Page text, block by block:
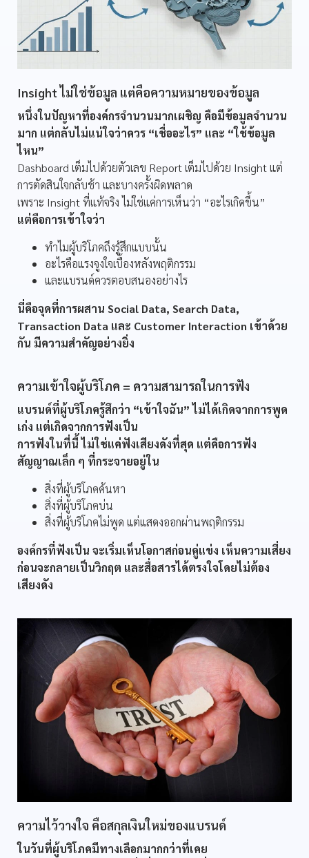
Insight ไม่ใช่ข้อมูล แต่คือความหมายของข้อมูล
หนึ่งในปัญหาที่องค์กรจำนวนมากเผชิญ คือมีข้อมูลจำนวน
มาก แต่กลับไม่แน่ใจว่าควร “เชื่ออะไร” และ “ใช้ข้อมูล
ไหน”
Dashboard เต็มไปด้วยตัวเลข Report เต็มไปด้วย Insight แต่
การตัดสินใจกลับช้า และบางครั้งผิดพลาด
เพราะ Insight ที่แท้จริง ไม่ใช่แค่การเห็นว่า “อะไรเกิดขึ้น”
แต่คือการเข้าใจว่า
ทำไมผู้บริโภคถึงรู้สึกแบบนั้น
อะไรคือแรงจูงใจเบื้องหลังพฤติกรรม
และแบรนด์ควรตอบสนองอย่างไร
นี่คือจุดที่การผสาน Social Data, Search Data,
Transaction Data และ Customer Interaction เข้าด้วย
กัน มีความสำคัญอย่างยิ่ง
ความเข้าใจผู้บริโภค = ความสามารถในการฟัง
แบรนด์ที่ผู้บริโภครู้สึกว่า “เข้าใจฉัน” ไม่ได้เกิดจากการพูด
เก่ง แต่เกิดจากการฟังเป็น
การฟังในที่นี้ ไม่ใช่แค่ฟังเสียงดังที่สุด แต่คือการฟัง
สัญญาณเล็ก ๆ ที่กระจายอยู่ใน
สิ่งที่ผู้บริโภคค้นหา
สิ่งที่ผู้บริโภคบ่น
สิ่งที่ผู้บริโภคไม่พูด แต่แสดงออกผ่านพฤติกรรม
องค์กรที่ฟังเป็น จะเริ่มเห็นโอกาสก่อนคู่แข่ง เห็นความเสี่ยง
ก่อนจะกลายเป็นวิกฤต และสื่อสารได้ตรงใจโดยไม่ต้อง
เสียงดัง
ความไว้วางใจ คือสกุลเงินใหม่ของแบรนด์
ในวันที่ผู้บริโภคมีทางเลือกมากกว่าที่เคย